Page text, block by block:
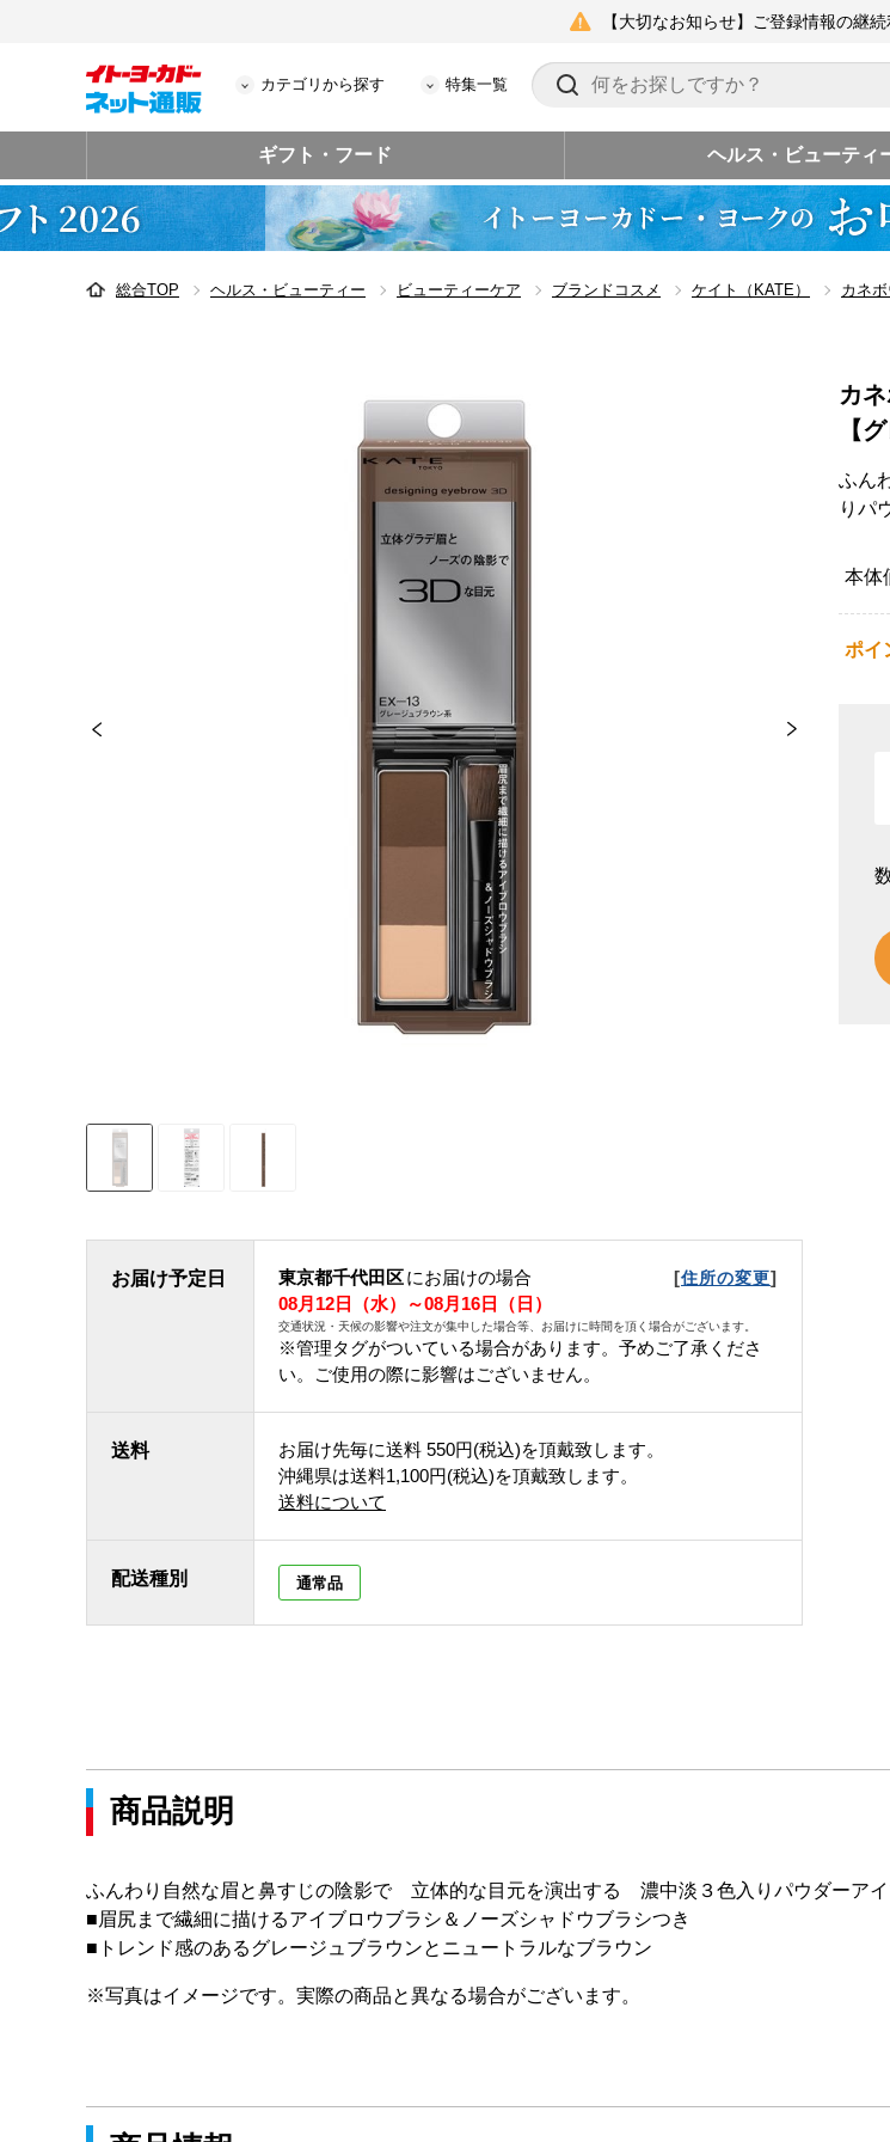
【大切なお知らせ】ご登録情報の継
カテゴリから探す 特集一覧
ギフト・フード ヘルス・ビューティ
総合TOP ヘルス・ビューティー ビューティーケア ブランドコスメ ケイト（KATE） カネ
お届け予定日 東京都千代田区にお届けの場合 [住所の変更]
08月12日（水）～08月16日（日）
交通状況・天候の影響や注文が集中した場合等、お届けに時間を頂く場合がございます。
※管理タグがついている場合があります。予めご了承くださ
い。ご使用の際に影響はございません。
送料 お届け先毎に送料 550円(税込)を頂戴致します。
沖縄県は送料1,100円(税込)を頂戴致します。
送料について
配送種別 通常品
カ
【
ふん
りパ
本体
ポイ
商品説明
ふんわり自然な眉と鼻すじの陰影で 立体的な目元を演出する 濃中淡３色入りパウダーア
■眉尻まで繊細に描けるアイブロウブラシ＆ノーズシャドウブラシつき
■トレンド感のあるグレージュブラウンとニュートラルなブラウン
※写真はイメージです。実際の商品と異なる場合がございます。